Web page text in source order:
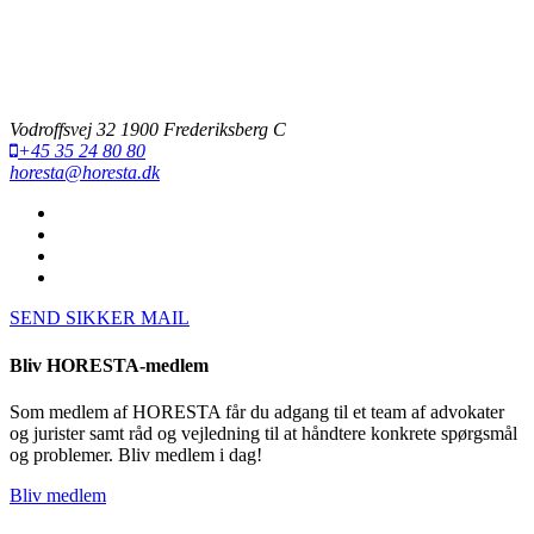
Vodroffsvej 32 1900 Frederiksberg C
+45 35 24 80 80
horesta@horesta.dk
SEND SIKKER MAIL
Bliv HORESTA-medlem
Som medlem af HORESTA får du adgang til et team af advokater
og jurister samt råd og vejledning til at håndtere konkrete spørgsmål
og problemer. Bliv medlem i dag!
Bliv medlem